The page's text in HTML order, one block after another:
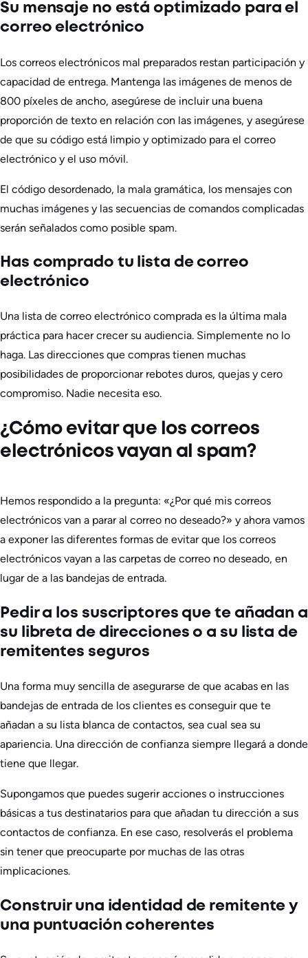
Su mensaje no está optimizado para el
correo electrónico
Los correos electrónicos mal preparados restan participación y
capacidad de entrega. Mantenga las imágenes de menos de
800 píxeles de ancho, asegúrese de incluir una buena
proporción de texto en relación con las imágenes, y asegúrese
de que su código está limpio y optimizado para el correo
electrónico y el uso móvil.
El código desordenado, la mala gramática, los mensajes con
muchas imágenes y las secuencias de comandos complicadas
serán señalados como posible spam.
Has comprado tu lista de correo
electrónico
Una lista de correo electrónico comprada es la última mala
práctica para hacer crecer su audiencia. Simplemente no lo
haga. Las direcciones que compras tienen muchas
posibilidades de proporcionar rebotes duros, quejas y cero
compromiso. Nadie necesita eso.
¿Cómo evitar que los correos
electrónicos vayan al spam?
Hemos respondido a la pregunta: «¿Por qué mis correos
electrónicos van a parar al correo no deseado?» y ahora vamos
a exponer las diferentes formas de evitar que los correos
electrónicos vayan a las carpetas de correo no deseado, en
lugar de a las bandejas de entrada.
Pedir a los suscriptores que te añadan a
su libreta de direcciones o a su lista de
remitentes seguros
Una forma muy sencilla de asegurarse de que acabas en las
bandejas de entrada de los clientes es conseguir que te
añadan a su lista blanca de contactos, sea cual sea su
apariencia. Una dirección de confianza siempre llegará a donde
tiene que llegar.
Supongamos que puedes sugerir acciones o instrucciones
básicas a tus destinatarios para que añadan tu dirección a sus
contactos de confianza. En ese caso, resolverás el problema
sin tener que preocuparte por muchas de las otras
implicaciones.
Construir una identidad de remitente y
una puntuación coherentes